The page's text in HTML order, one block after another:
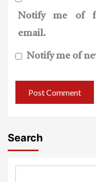
Notify me of
email.
Notify me of
Search